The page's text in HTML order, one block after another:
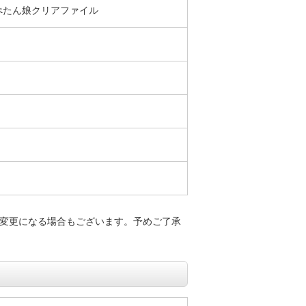
ん娘クリアファイル
更になる場合もございます。予めご了承